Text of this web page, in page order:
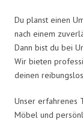
Du planst einen
nach einem
Dann bist du bei
Wir bieten
deinen
Unser erfahrenes
Möbel und